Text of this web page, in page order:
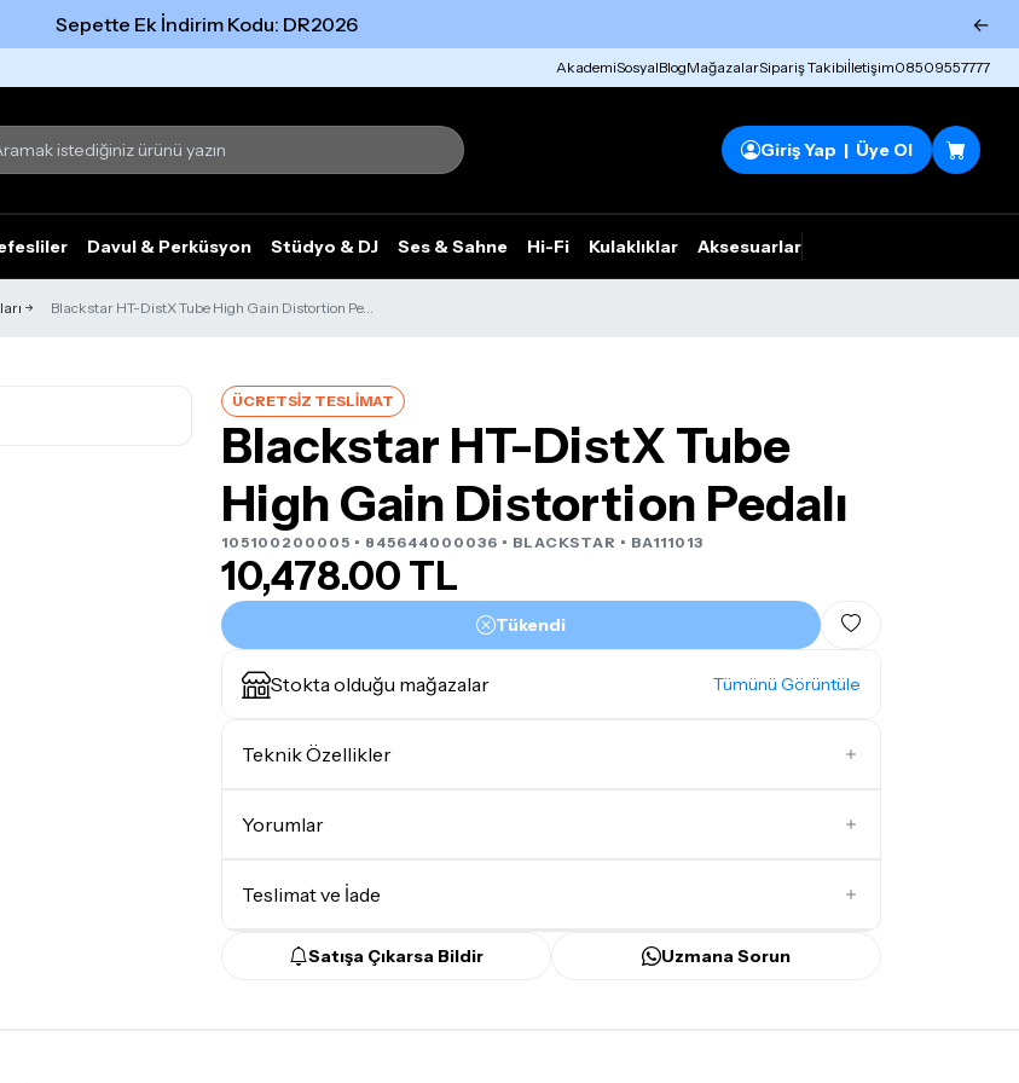
Sepette Ek İndirim Kodu: DR2026 ←
AkademiSosyalBlogMağazalarSipariş Takibiİletişim08509557777
Giriş Yap | Üye Ol
Davul & Perküsyon Stüdyo & DJ Ses & Sahne Hi-Fi Kulaklıklar Aksesuarlar
Blackstar HT-DistX Tube High Gain Distortion Pe...
ÜCRETSİZ TESLİMAT
Blackstar HT-DistX Tube
High Gain Distortion Pedalı
105100200005 • 845644000036 • BLACKSTAR • BA111013
10,478.00 TL
Tükendi
Stokta olduğu mağazalar Tümünü Görüntüle
Teknik Özellikler
Efekt Modeli
Yorumlar
Teslimat ve İade
Teslimat Koşulları
Satışa Çıkarsa Bildir Uzmana Sorun
Tümünü gör